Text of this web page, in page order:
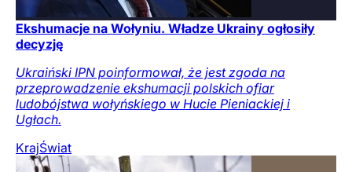
Ekshumacje na Wołyniu. Władze Ukrainy ogłosiły
decyzję
Ukraiński IPN poinformował, że jest zgoda na
przeprowadzenie ekshumacji polskich ofiar
ludobójstwa wołyńskiego w Hucie Pieniackiej i
Ugłach.
KrajŚwiat